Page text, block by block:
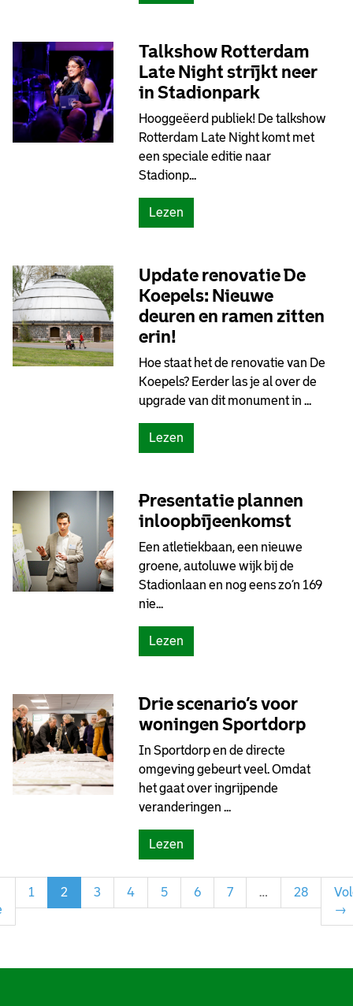
Talkshow Rotterdam
Late Night strijkt neer
in Stadionpark
Hooggeëerd publiek! De talkshow
Rotterdam Late Night komt met
een speciale editie naar
Stadionp...
Lezen
Update renovatie De
Koepels: Nieuwe
deuren en ramen zitten
erin!
Hoe staat het de renovatie van De
Koepels? Eerder las je al over de
upgrade van dit monument in ...
Lezen
Presentatie plannen
inloopbijeenkomst
Een atletiekbaan, een nieuwe
groene, autoluwe wijk bij de
Stadionlaan en nog eens zo’n 169
nie...
Lezen
Drie scenario’s voor
woningen Sportdorp
In Sportdorp en de directe
omgeving gebeurt veel. Omdat
het gaat over ingrijpende
veranderingen ...
Lezen
1 2 3 4 5 6 7 … 28
→